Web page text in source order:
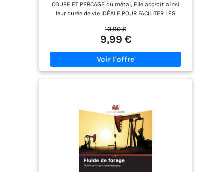
COUPE ET PERCAGE du métal, Elle accroit ainsi
leur durée de vie IDÉALE POUR FACILITER LES
que l'accumulation de chaleur sur tous les
métaux SA FORMULE OFFRE UNE EXCELLENTE
RECOMMANDÉE POUR LAMES DE SCIES, DISQUES,
FORETS, TARAUDS, FRAISES etc SPRAY DOUBLE
lorsque le tube est relevé
10,90 €
9,99 €